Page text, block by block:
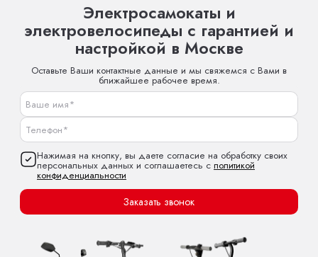
Электросамокаты и
электровелосипеды с гарантией и
настройкой в Москве
Оставьте Ваши контактные данные и мы свяжемся с Вами в
ближайшее рабочее время.
Нажимая на кнопку, вы даете согласие на обработку своих
персональных данных и соглашаетесь с политикой
конфиденциальности
Заказать звонок